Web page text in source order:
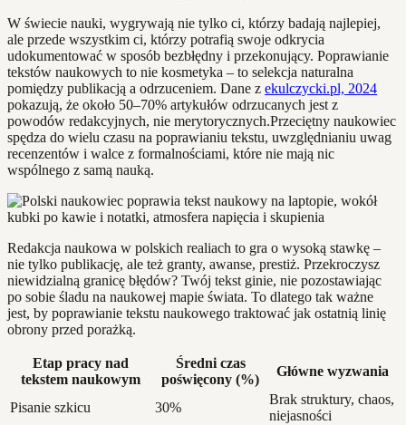
W świecie nauki, wygrywają nie tylko ci, którzy badają najlepiej,
ale przede wszystkim ci, którzy potrafią swoje odkrycia
udokumentować w sposób bezbłędny i przekonujący. Poprawianie
tekstów naukowych to nie kosmetyka – to selekcja naturalna
pomiędzy publikacją a odrzuceniem. Dane z ekulczycki.pl, 2024
pokazują, że około 50–70% artykułów odrzucanych jest z
powodów redakcyjnych, nie merytorycznych.Przeciętny naukowiec
spędza do wielu czasu na poprawianiu tekstu, uwzględnianiu uwag
recenzentów i walce z formalnościami, które nie mają nic
wspólnego z samą nauką.
Redakcja naukowa w polskich realiach to gra o wysoką stawkę –
nie tylko publikację, ale też granty, awanse, prestiż. Przekroczysz
niewidzialną granicę błędów? Twój tekst ginie, nie pozostawiając
po sobie śladu na naukowej mapie świata. To dlatego tak ważne
jest, by poprawianie tekstu naukowego traktować jak ostatnią linię
obrony przed porażką.
Etap pracy nad
tekstem naukowym
Średni czas
poświęcony (%)
Główne wyzwania
Pisanie szkicu 30%
Brak struktury, chaos,
niejasności